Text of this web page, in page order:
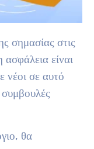
σημασίας στις
είναι
νέοι σε αυτό
συμβουλές
θα